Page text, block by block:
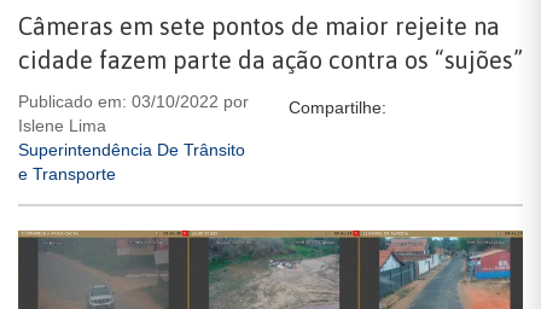
Câmeras em sete pontos de maior rejeite na
cidade fazem parte da ação contra os “sujões”
Publicado em: 03/10/2022 por
Islene Lima
Superintendência De Trânsito
e Transporte
Compartilhe: